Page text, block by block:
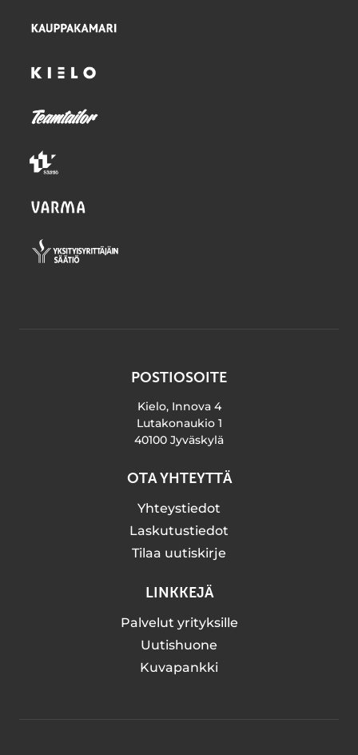
POSTIOSOITE
Kielo, Innova 4
Lutakonaukio 1
40100 Jyväskylä
OTA YHTEYTTÄ
Yhteystiedot
Laskutustiedot
Tilaa uutiskirje
LINKKEJÄ
Palvelut yrityksille
Uutishuone
Kuvapankki